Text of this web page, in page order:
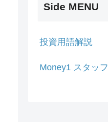
Side MENU
投資用語解説
Money1 スタッフ